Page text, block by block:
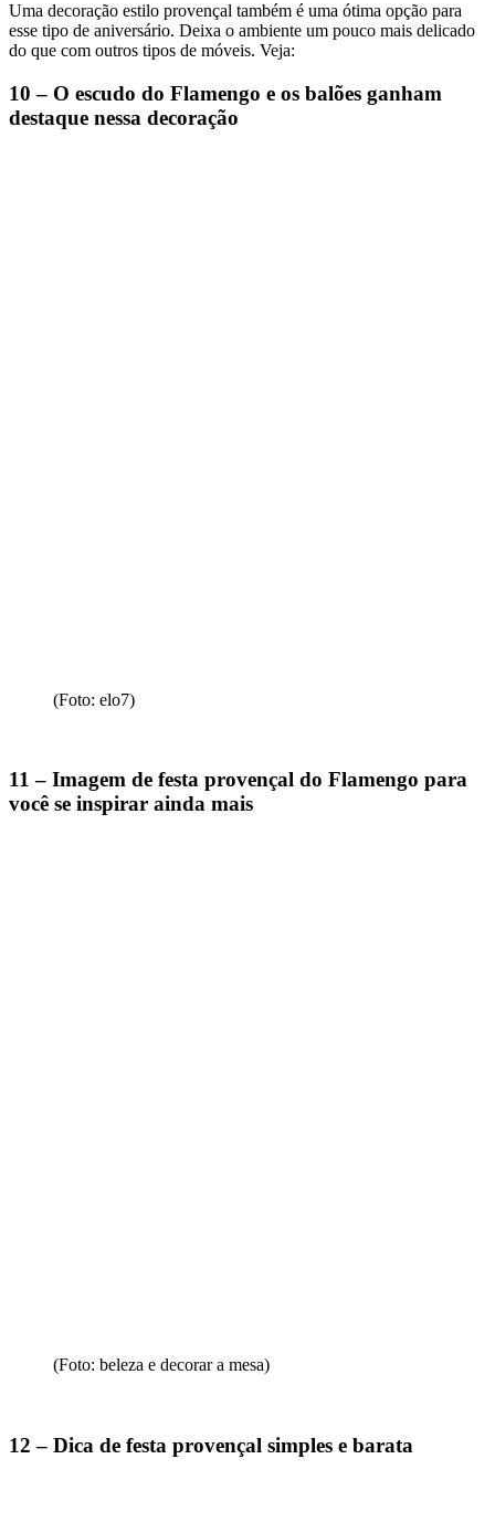
Uma decoração estilo provençal também é uma ótima opção para
esse tipo de aniversário. Deixa o ambiente um pouco mais delicado
do que com outros tipos de móveis. Veja:
10 – O escudo do Flamengo e os balões ganham
destaque nessa decoração
(Foto: elo7)
11 – Imagem de festa provençal do Flamengo para
você se inspirar ainda mais
(Foto: beleza e decorar a mesa)
12 – Dica de festa provençal simples e barata